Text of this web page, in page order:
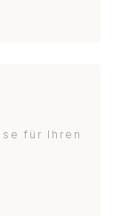
für Ihren